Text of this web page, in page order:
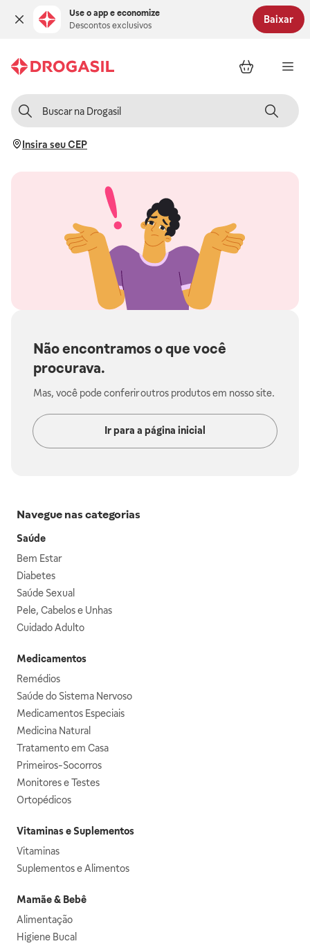
Use o app e economize
Descontos exclusivos
Baixar
Insira seu CEP
Não encontramos o que você
procurava.
Mas, você pode conferir outros produtos em nosso site.
Ir para a página inicial
Navegue nas categorias
Saúde
Bem Estar
Diabetes
Saúde Sexual
Pele, Cabelos e Unhas
Cuidado Adulto
Medicamentos
Remédios
Saúde do Sistema Nervoso
Medicamentos Especiais
Medicina Natural
Tratamento em Casa
Primeiros-Socorros
Monitores e Testes
Ortopédicos
Vitaminas e Suplementos
Vitaminas
Suplementos e Alimentos
Mamãe & Bebê
Alimentação
Higiene Bucal